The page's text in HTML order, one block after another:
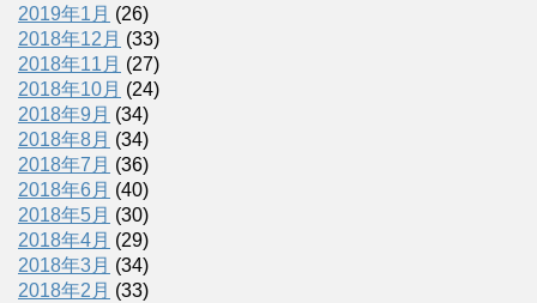
2019年1月 (26)
2018年12月 (33)
2018年11月 (27)
2018年10月 (24)
2018年9月 (34)
2018年8月 (34)
2018年7月 (36)
2018年6月 (40)
2018年5月 (30)
2018年4月 (29)
2018年3月 (34)
2018年2月 (33)